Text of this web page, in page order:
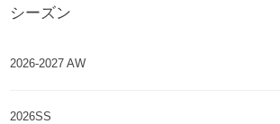
MM6 Maison Margiela
シーズン
2026-2027 AW
2026SS